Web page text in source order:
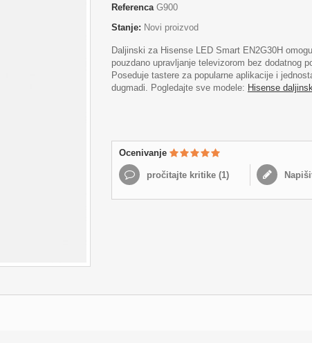
Referenca G900
Stanje: Novi proizvod
Daljinski za Hisense LED Smart EN2G30H
pouzdano upravljanje televizorom bez dodatnog
Poseduje tastere za popularne aplikacije i
dugmadi. Pogledajte sve modele: Hisense
Ocenivanje
pročitajte kritike (1)